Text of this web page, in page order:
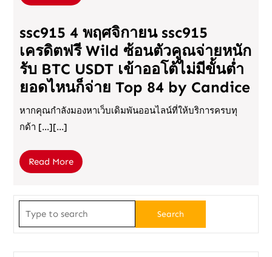
More
ssc915 4 พฤศจิกายน ssc915
เครดิตฟรี Wild ซ้อนตัวคูณจ่ายหนัก
รับ BTC USDT เข้าออโต้ไม่มีขั้นต่ำ
ยอดไหนก็จ่าย Top 84 by Candice
หากคุณกำลังมองหาเว็บเดิมพันออนไลน์ที่ให้บริการครบทุ
กด้า […][...]
Read MoreRead
More
for: